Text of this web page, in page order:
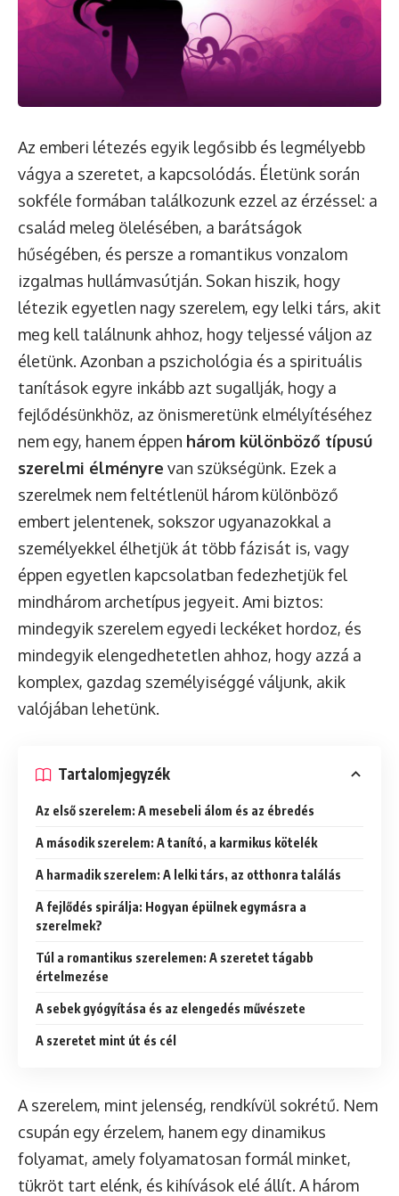
Az emberi létezés egyik legősibb és legmélyebb
vágya a szeretet, a kapcsolódás. Életünk során
sokféle formában találkozunk ezzel az érzéssel: a
család meleg ölelésében, a barátságok
hűségében, és persze a romantikus vonzalom
izgalmas hullámvasútján. Sokan hiszik, hogy
létezik egyetlen nagy szerelem, egy lelki társ, akit
meg kell találnunk ahhoz, hogy teljessé váljon az
életünk. Azonban a pszichológia és a spirituális
tanítások egyre inkább azt sugallják, hogy a
fejlődésünkhöz, az önismeretünk elmélyítéséhez
nem egy, hanem éppen három különböző típusú
szerelmi élményre van szükségünk. Ezek a
szerelmek nem feltétlenül három különböző
embert jelentenek, sokszor ugyanazokkal a
személyekkel élhetjük át több fázisát is, vagy
éppen egyetlen kapcsolatban fedezhetjük fel
mindhárom archetípus jegyeit. Ami biztos:
mindegyik szerelem egyedi leckéket hordoz, és
mindegyik elengedhetetlen ahhoz, hogy azzá a
komplex, gazdag személyiséggé váljunk, akik
valójában lehetünk.
Tartalomjegyzék
Az első szerelem: A mesebeli álom és az ébredés
A második szerelem: A tanító, a karmikus kötelék
A harmadik szerelem: A lelki társ, az otthonra találás
A fejlődés spirálja: Hogyan épülnek egymásra a
szerelmek?
Túl a romantikus szerelemen: A szeretet tágabb
értelmezése
A sebek gyógyítása és az elengedés művészete
A szeretet mint út és cél
A szerelem, mint jelenség, rendkívül sokrétű. Nem
csupán egy érzelem, hanem egy dinamikus
folyamat, amely folyamatosan formál minket,
tükröt tart elénk, és kihívások elé állít. A három